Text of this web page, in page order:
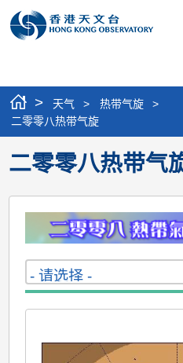
> 天气 > 热带气旋
>
二零零八热带气旋
二零零八热带气